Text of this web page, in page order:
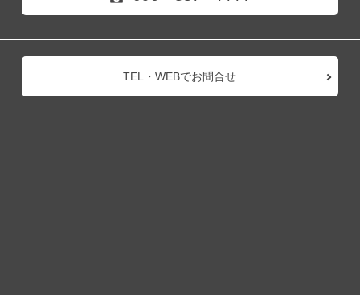
TEL・WEBでお問合せ